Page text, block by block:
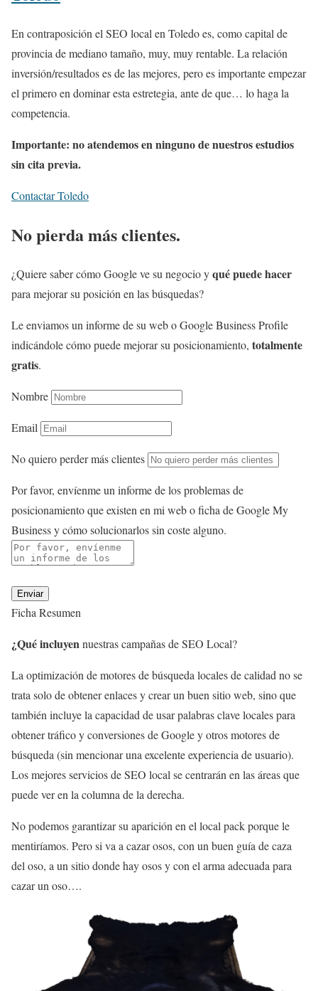
En contraposición el SEO local en Toledo es, como capital de
provincia de mediano tamaño, muy, muy rentable. La relación
inversión/resultados es de las mejores, pero es importante empezar
el primero en dominar esta estretegia, ante de que… lo haga la
competencia.
Importante: no atendemos en ninguno de nuestros estudios
sin cita previa.
Contactar Toledo
No pierda más clientes.
¿Quiere saber cómo Google ve su negocio yqué puede hacer
para mejorar su posición en las búsquedas?
Le enviamos un informe de su web o Google Business Profile
indicándole cómo puede mejorar su posicionamiento, totalmente
gratis.
Nombre
Email
No quiero perder más clientes
Por favor, envíenme un informe de los problemas de
posicionamiento que existen en mi web o ficha de Google My
Business y cómo solucionarlos sin coste alguno.
Enviar
Ficha Resumen
¿Qué incluyennuestras campañas de SEO Local?
La optimización de motores de búsqueda locales de calidad no se
trata solo de obtener enlaces y crear un buen sitio web, sino que
también incluye la capacidad de usar palabras clave locales para
obtener tráfico y conversiones de Google y otros motores de
búsqueda (sin mencionar una excelente experiencia de usuario).
Los mejores servicios de SEO local se centrarán en las áreas que
puede ver en la columna de la derecha.
No podemos garantizar su aparición en el local pack porque le
mentiríamos. Pero si va a cazar osos, con un buen guía de caza
del oso, a un sitio donde hay osos y con el arma adecuada para
cazar un oso….